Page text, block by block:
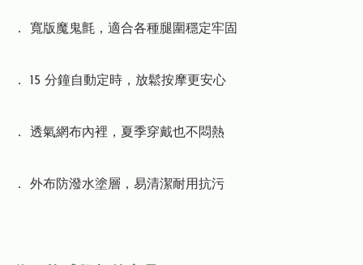
． 寬版魔鬼氈，適合各種腿圍穩定牢固
． 15 分鐘自動定時，放鬆按摩更安心
． 透氣網布內裡，夏季穿戴也不悶熱
． 外布防潑水塗層，易清潔耐用抗污